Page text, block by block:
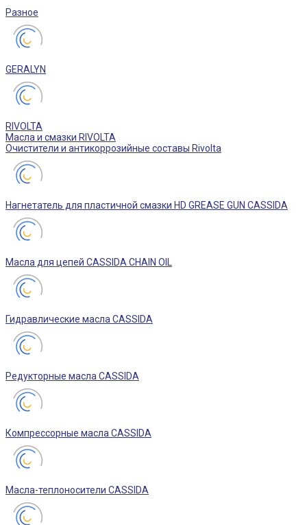
Разное
GERALYN
RIVOLTA
Масла и смазки RIVOLTA
Очистители и антикоррозийные составы Rivolta
Нагнетатель для пластичной смазки HD GREASE GUN CASSIDA
Масла для цепей CASSIDA CHAIN OIL
Гидравлические масла CASSIDA
Редукторные масла CASSIDA
Компрессорные масла CASSIDA
Масла-теплоносители CASSIDA